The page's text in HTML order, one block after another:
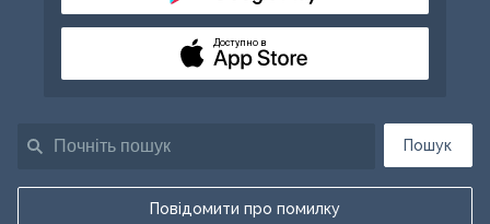
Пошук
Повідомити про помилку
Доступно в